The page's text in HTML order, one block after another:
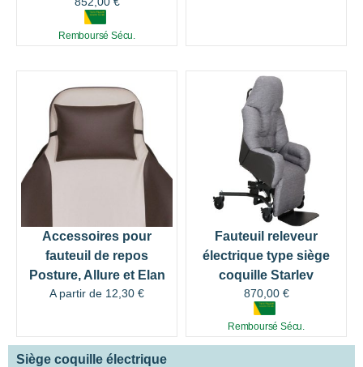
Siège coquille électrique
Remboursé Sécu.
Accessoires pour
fauteuil de repos
Posture, Allure et Elan
A partir de 12,30 €
Fauteuil releveur
électrique type siège
coquille Starlev
870,00 €
Remboursé Sécu.